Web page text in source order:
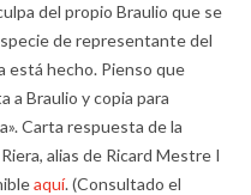
del propio Braulio que se
de representante del
está hecho. Pienso que
a Braulio y copia para
Carta respuesta de la
alias de Ricard Mestre I
aquí. (Consultado el